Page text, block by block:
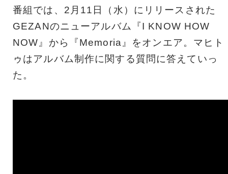
番組では、2月11日（水）にリリースされた
GEZANのニューアルバム『I KNOW HOW
NOW』から『Memoria』をオンエア。マヒト
ゥはアルバム制作に関する質問に答えていっ
た。